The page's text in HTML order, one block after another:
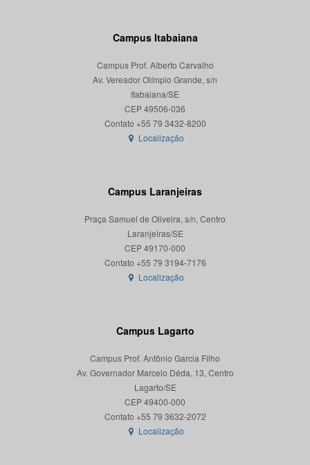
Campus Itabaiana
Campus Prof. Alberto Carvalho
Av. Vereador Olímpio Grande, s/n
Itabaiana/SE
CEP 49506-036
Localização
Campus Laranjeiras
Praça Samuel de Oliveira, s/n, Centro
Laranjeiras/SE
CEP 49170-000
Localização
Campus Lagarto
Campus Prof. Antônio Garcia Filho
Av. Governador Marcelo Déda, 13, Centro
Lagarto/SE
CEP 49400-000
Localização